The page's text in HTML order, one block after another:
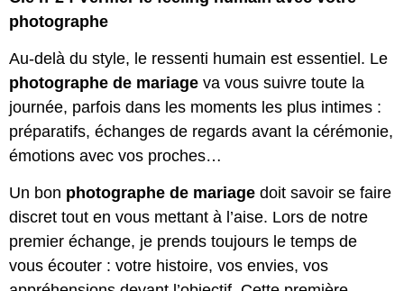
photographe
Au-delà du style, le ressenti humain est essentiel. Le
photographe de mariage va vous suivre toute la
journée, parfois dans les moments les plus intimes :
préparatifs, échanges de regards avant la cérémonie,
émotions avec vos proches…
Un bon photographe de mariage doit savoir se faire
discret tout en vous mettant à l’aise. Lors de notre
premier échange, je prends toujours le temps de
vous écouter : votre histoire, vos envies, vos